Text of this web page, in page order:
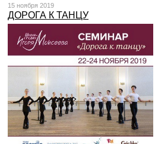
15 ноября 2019
ДОРОГА К ТАНЦУ